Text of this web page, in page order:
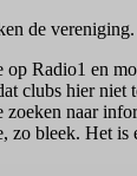
de
op Radio1 en
clubs hier
zoeken naar
bleek. Het